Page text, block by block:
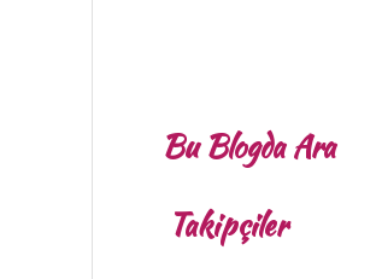
Bu Blogda Ara
Takipçiler